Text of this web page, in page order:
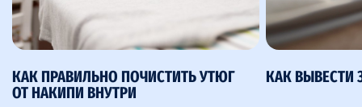
КАК ПРАВИЛЬНО ПОЧИСТИТЬ УТЮГ
ОТ НАКИПИ ВНУТРИ
КАК ВЫВЕСТИ